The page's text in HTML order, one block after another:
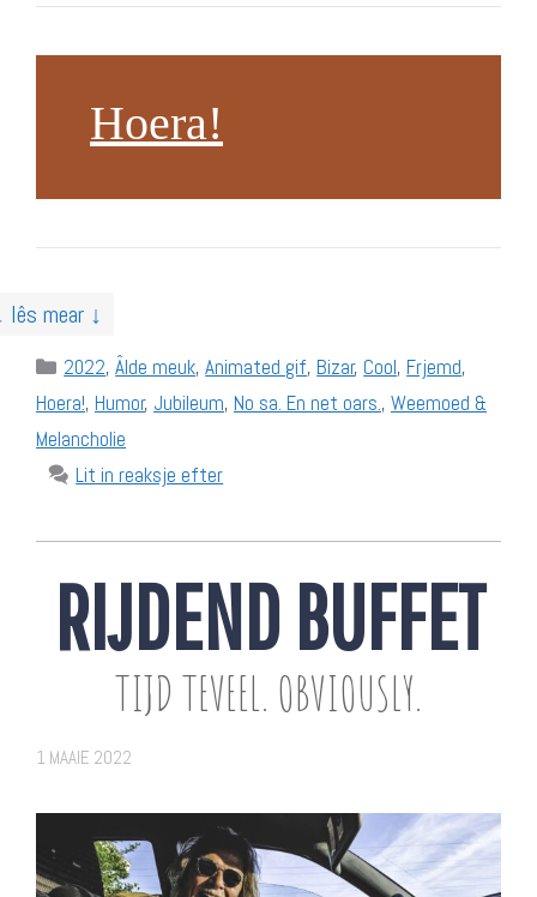
Hoera!
lês mear ↓
Categories
2022,Âlde meuk,Animated gif, Bizar, Cool, Frjemd,
Hoera!, Humor, Jubileum, No sa. En net oars., Weemoed &
Melancholie
Lit in reaksje efter
RIJDEND BUFFET
TIJD TEVEEL. OBVIOUSLY.
1 MAAIE 2022